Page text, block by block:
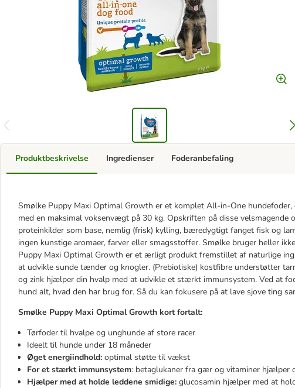
Produktbeskrivelse
Smølke Puppy Maxi Optimal Growth er et komplet All-in-One
med en maksimal voksenvægt på 30 kg. Opskriften på disse
proteinkilder som base, nemlig (frisk) kylling, bæredygtigt fanget fisk og
ingen kunstige aromaer, farver eller smagsstoffer. Smølke bruger heller
Puppy Maxi Optimal Growth er et ærligt produkt fremstillet af naturlige
at udvikle sunde tænder og knogler. (Prebiotiske) kostfibre understøtter
og zink hjælper din hvalp med at udvikle et stærkt immunsystem. Ved at
hund alt, hvad den har brug for. Så du kan fokusere på at lave sjove ting
Smølke Puppy Maxi Optimal Growth kort fortalt:
Tørfoder til hvalpe og unghunde af store racer
Ideelt til hunde under 18 måneder
Øget energiindhold: optimal støtte til vækst
For et stærkt immunsystem: betaglukaner fra gær og vitaminer hjælper
Hjælper med at holde leddene smidige: glucosamin hjælper med at
Ingredienser Foderanbefaling